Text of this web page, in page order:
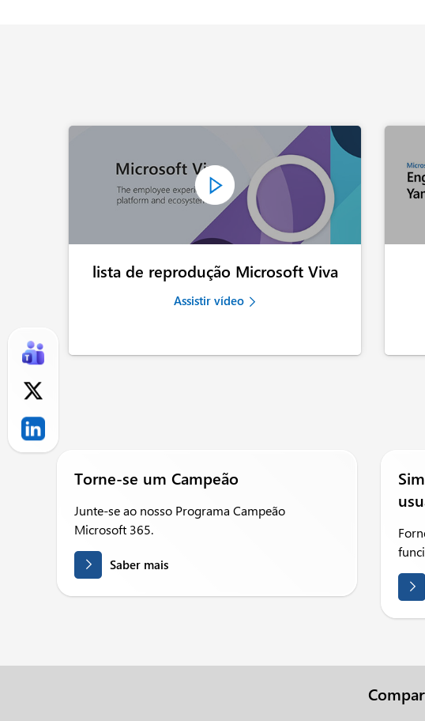
lista de reprodução Microsoft Viva
Assistir vídeo
Torne-se um Campeão
Junte-se ao nosso Programa Campeão
Microsoft 365.
Saber mais